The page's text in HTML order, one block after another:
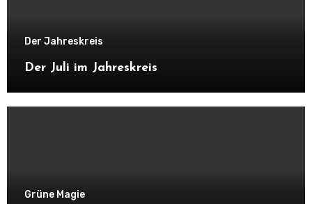
Der Jahreskreis
Der Juli im Jahreskreis
Grüne Magie